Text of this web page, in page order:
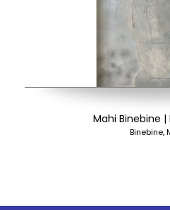
Mahi Binebine |
Binebine,